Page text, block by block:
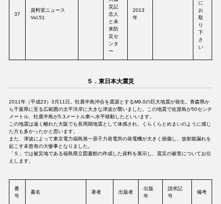
37
資料室ニュース
Vol.51
災記
念人
と未
来防
災セ
ンタ
ー
2013
年
に
お
取
り
下
さ
い
５．東日本大震災
2011年（平成23）3月11日。牡鹿半島沖合を震源とするM9.0の巨大地震が発生。青森県か
ら千葉県に至る広範囲の太平洋岸に大きな津波が襲いました。この地震で佐渡島が50センチ
メートル、牡鹿半島が5.3メートル東へ水平移動したといいます。
この地震は遠く離れた大阪でも長周期地震として体感され、くらくらとめまいのように感じ
た方も多かったかと思います。
また、津波によって東京電力福島第一原子力発電所の発電機が大きく損傷し、放射能漏れを
起こす未曾有の大惨事となりました。
「５」では被災地である福島県立図書館の作成した資料を展示し、震災の被害についてお伝
えします。
番
号
書名 著者 出版者
出版
年
請求記
号
備考